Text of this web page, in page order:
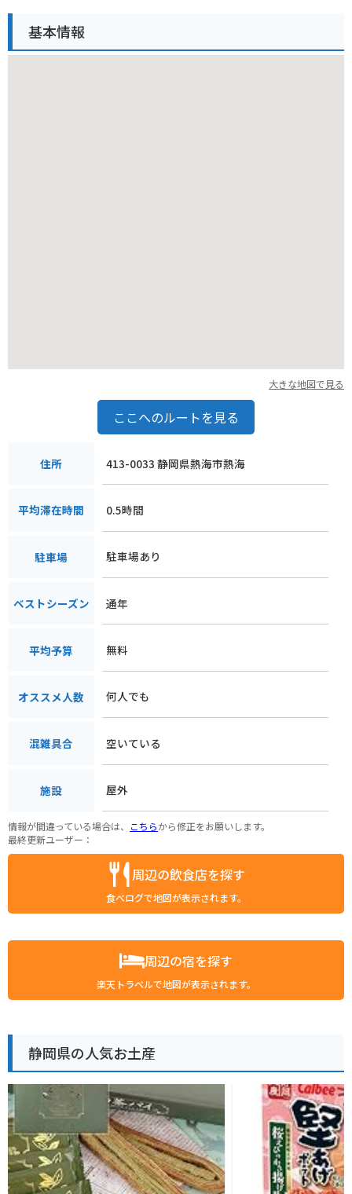
はワインディングロードが続き、バイク好きにはたまらないル
ートです。展望台には駐車場、トイレ、ベンチなども整備され
基本情報
大きな地図で見る
ここへのルートを見る
住所 413-0033 静岡県熱海市熱海
平均滞在時間 0.5時間
駐車場 駐車場あり
ベストシーズン 通年
平均予算 無料
オススメ人数 何人でも
混雑具合 空いている
施設 屋外
情報が間違っている場合は、 こちらから修正をお願いします。
最終更新ユーザー：
周辺の飲食店を探す
食べログで地図が表示されます。
周辺の宿を探す
楽天トラベルで地図が表示されます。
静岡県の人気お土産